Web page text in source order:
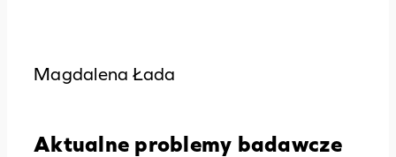
Magdalena Łada
Aktualne problemy badawcze